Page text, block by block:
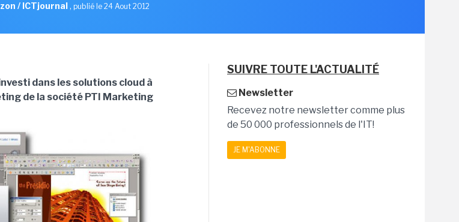
/ ICTjournal, publié le 24 Aout 2012
dans les solutions cloud à
de la société PTI Marketing
SUIVRE TOUTE L'ACTUALITÉ
Newsletter
Recevez notre newsletter comme plus
de 50 000 professionnels de l'IT!
JE M'ABONNE